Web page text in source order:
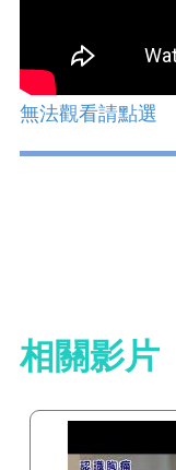
無法觀看請點選
相關影片